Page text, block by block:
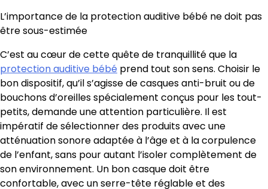
L’importance de la protection auditive bébé ne doit pas
être sous-estimée
C’est au cœur de cette quête de tranquillité que la
protection auditive bébé prend tout son sens. Choisir le
bon dispositif, qu’il s’agisse de casques anti-bruit ou de
bouchons d’oreilles spécialement conçus pour les tout-
petits, demande une attention particulière. Il est
impératif de sélectionner des produits avec une
atténuation sonore adaptée à l’âge et à la corpulence
de l’enfant, sans pour autant l’isoler complètement de
son environnement. Un bon casque doit être
confortable, avec un serre-tête réglable et des